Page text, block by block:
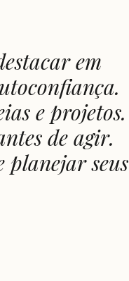
em
e projetos.
de agir.
planejar seus